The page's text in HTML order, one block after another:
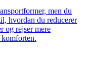
men du
hvordan du reducerer
og rejser mere